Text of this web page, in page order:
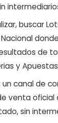
buscar
de
y
canal de
venta oficial
sin